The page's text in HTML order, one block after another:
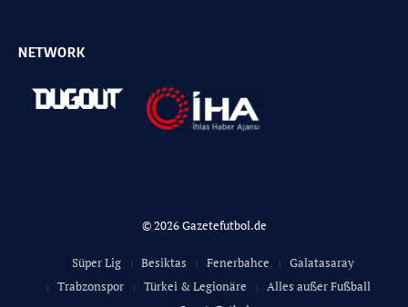
NETWORK
© 2026 Gazetefutbol.de
Süper Lig Besiktas Fenerbahce
Galatasaray
Trabzonspor
Türkei & Legionäre
Alles außer Fußball